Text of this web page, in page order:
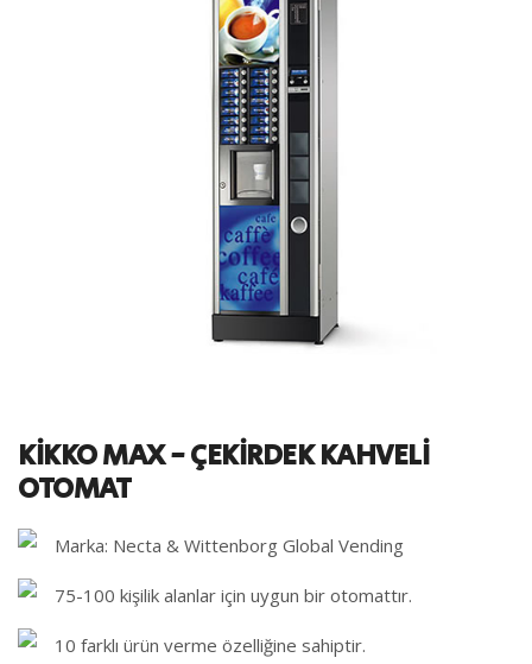
KİKKO MAX - ÇEKİRDEK KAHVELİ
OTOMAT
Marka: Necta & Wittenborg Global Vending
75-100 kişilik alanlar için uygun bir otomattır.
10 farklı ürün verme özelliğine sahiptir.